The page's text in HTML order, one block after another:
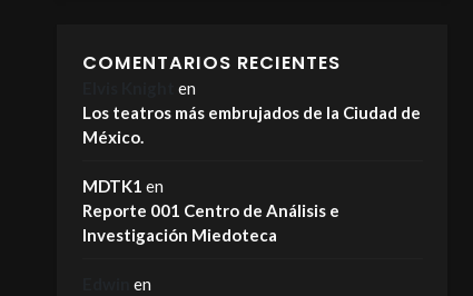
COMENTARIOS RECIENTES
en
Los teatros más embrujados de la Ciudad de
México.
MDTK1 en
Reporte 001 Centro de Análisis e
Investigación Miedoteca
en